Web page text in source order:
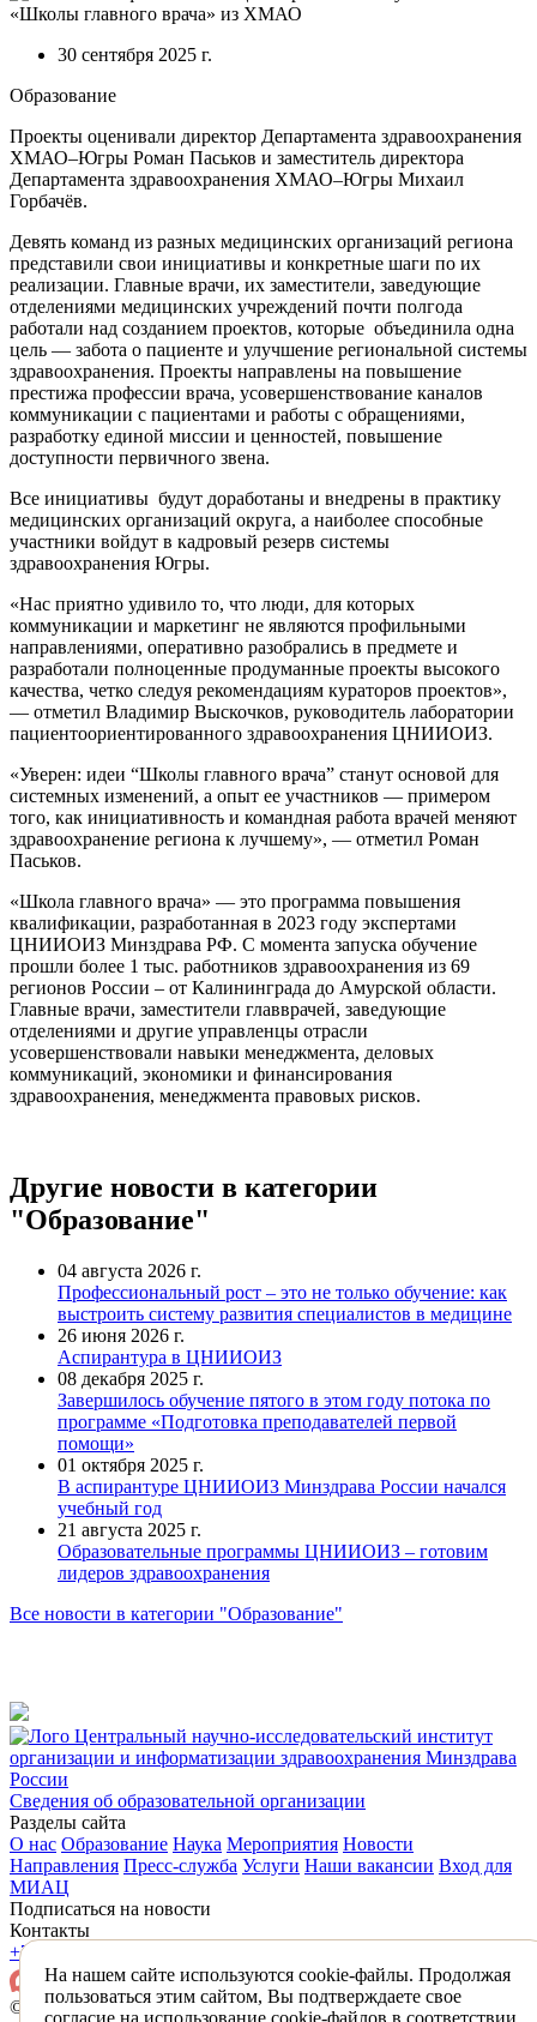
На нашем сайте используются cookie-файлы. Продолжая
пользоваться этим сайтом, Вы подтверждаете свое
согласие на использование cookie-файлов в соответствии
30 сентября 2025 г.
Образование
Проекты оценивали директор Департамента здравоохранения
ХМАО–Югры Роман Паськов и заместитель директора
Департамента здравоохранения ХМАО–Югры Михаил
Горбачёв.
Девять команд из разных медицинских организаций региона
представили свои инициативы и конкретные шаги по их
реализации. Главные врачи, их заместители, заведующие
отделениями медицинских учреждений почти полгода
работали над созданием проектов, которые объединила одна
цель — забота о пациенте и улучшение региональной системы
здравоохранения. Проекты направлены на повышение
престижа профессии врача, усовершенствование каналов
коммуникации с пациентами и работы с обращениями,
разработку единой миссии и ценностей, повышение
доступности первичного звена.
Все инициативы будут доработаны и внедрены в практику
медицинских организаций округа, а наиболее способные
участники войдут в кадровый резерв системы
здравоохранения Югры.
«Нас приятно удивило то, что люди, для которых
коммуникации и маркетинг не являются профильными
направлениями, оперативно разобрались в предмете и
разработали полноценные продуманные проекты высокого
качества, четко следуя рекомендациям кураторов проектов»,
— отметил Владимир Выскочков, руководитель лаборатории
пациентоориентированного здравоохранения ЦНИИОИЗ.
«Уверен: идеи “Школы главного врача” станут основой для
системных изменений, а опыт ее участников — примером
того, как инициативность и командная работа врачей меняют
здравоохранение региона к лучшему», — отметил Роман
Паськов.
«Школа главного врача» — это программа повышения
квалификации, разработанная в 2023 году экспертами
ЦНИИОИЗ Минздрава РФ. С момента запуска обучение
прошли более 1 тыс. работников здравоохранения из 69
регионов России – от Калининграда до Амурской области.
Главные врачи, заместители главврачей, заведующие
отделениями и другие управленцы отрасли
усовершенствовали навыки менеджмента, деловых
коммуникаций, экономики и финансирования
здравоохранения, менеджмента правовых рисков.
Другие новости в категории
"Образование"
04 августа 2026 г.
Профессиональный рост – это не только обучение: как
выстроить систему развития специалистов в медицине
26 июня 2026 г.
Аспирантура в ЦНИИОИЗ
08 декабря 2025 г.
Завершилось обучение пятого в этом году потока по
программе «Подготовка преподавателей первой
помощи»
01 октября 2025 г.
В аспирантуре ЦНИИОИЗ Минздрава России начался
учебный год
21 августа 2025 г.
Образовательные программы ЦНИИОИЗ – готовим
лидеров здравоохранения
Все новости в категории "Образование"
Центральный научно-исследовательский институт
организации и информатизации здравоохранения Минздрава
России
Сведения об образовательной организации
Разделы сайта
О нас Образование Наука Мероприятия Новости
Направления Пресс-служба Услуги Наши вакансии Вход для
МИАЦ
Подписаться на новости
Контакты
+7 (495) 618-31-83
© 2026 ФГБУ «ЦНИИОИЗ» Минздрава России